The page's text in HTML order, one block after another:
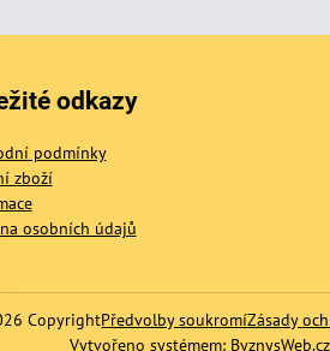
odkazy
podmínky
zboží
osobních údajů
CopyrightPředvolby soukromíZásady
Vytvořeno systémem: ByznysWeb.cz